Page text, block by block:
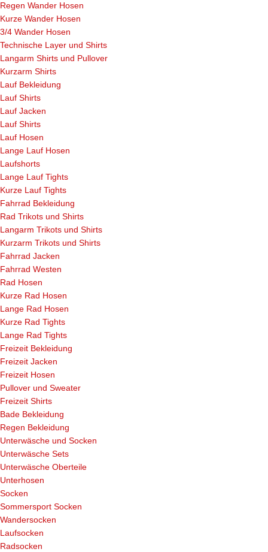
Regen Wander Hosen
Kurze Wander Hosen
3/4 Wander Hosen
Technische Layer und Shirts
Langarm Shirts und Pullover
Kurzarm Shirts
Lauf Bekleidung
Lauf Shirts
Lauf Jacken
Lauf Shirts
Lauf Hosen
Lange Lauf Hosen
Laufshorts
Lange Lauf Tights
Kurze Lauf Tights
Fahrrad Bekleidung
Rad Trikots und Shirts
Langarm Trikots und Shirts
Kurzarm Trikots und Shirts
Fahrrad Jacken
Fahrrad Westen
Rad Hosen
Kurze Rad Hosen
Lange Rad Hosen
Kurze Rad Tights
Lange Rad Tights
Freizeit Bekleidung
Freizeit Jacken
Freizeit Hosen
Pullover und Sweater
Freizeit Shirts
Bade Bekleidung
Regen Bekleidung
Unterwäsche und Socken
Unterwäsche Sets
Unterwäsche Oberteile
Unterhosen
Socken
Sommersport Socken
Wandersocken
Laufsocken
Radsocken